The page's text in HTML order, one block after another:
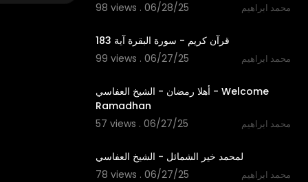
98 views . 06/28/25
محمد ابراهيم
قرآن كريم - سورة البقرة آية 183
99 views . 06/27/25
محمد ابراهيم
أهلا رمضان - الشيخ العفاسي - Welcome
Ramadhan
57 views . 06/27/25
محمد ابراهيم
لمحمد خير الشمائل - الشيخ العفاسي
78 views . 06/27/25
محمد ابراهيم